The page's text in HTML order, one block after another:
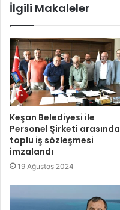
İlgili Makaleler
Keşan Belediyesi ile
Personel Şirketi arasında
toplu iş sözleşmesi
imzalandı
19 Ağustos 2024